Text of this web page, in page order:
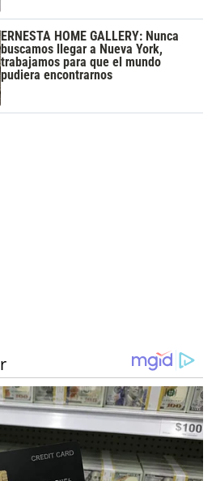
ERNESTA HOME GALLERY: Nunca
buscamos llegar a Nueva York,
trabajamos para que el mundo
pudiera encontrarnos